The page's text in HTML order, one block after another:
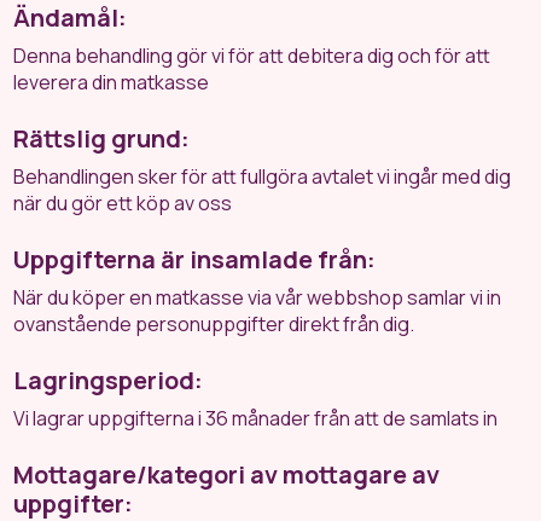
Ändamål:
Denna behandling gör vi för att debitera dig och för att
leverera din matkasse
Rättslig grund:
Behandlingen sker för att fullgöra avtalet vi ingår med dig
när du gör ett köp av oss
Uppgifterna är insamlade från:
När du köper en matkasse via vår webbshop samlar vi in
ovanstående personuppgifter direkt från dig.
Lagringsperiod:
Vi lagrar uppgifterna i 36 månader från att de samlats in
Mottagare/kategori av mottagare av
uppgifter: